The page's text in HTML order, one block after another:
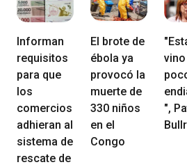
Informan
requisitos
para que
los
comercios
adhieran al
sistema de
rescate de
El brote de
ébola ya
provocó la
muerte de
330 niños
en el
Congo
vino
",